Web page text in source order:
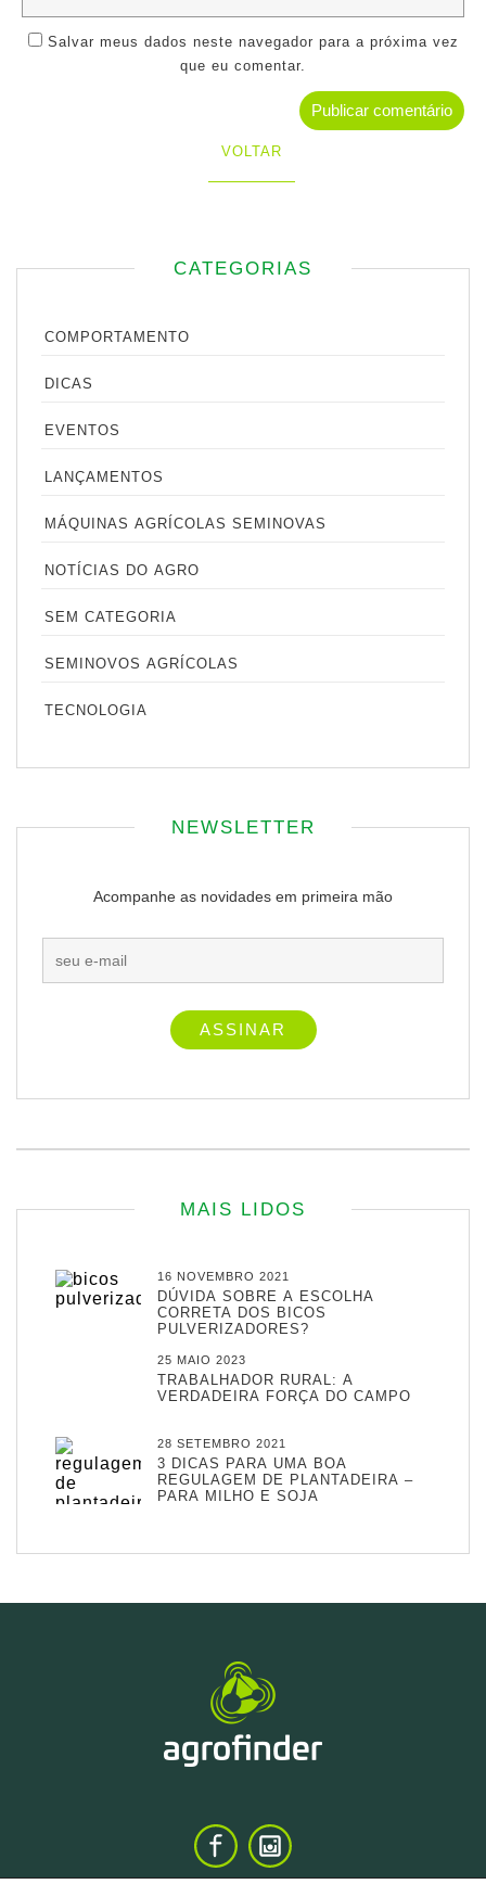
Salvar meus dados neste navegador para a próxima vez
que eu comentar.
VOLTAR
CATEGORIAS
COMPORTAMENTO
DICAS
EVENTOS
LANÇAMENTOS
MÁQUINAS AGRÍCOLAS SEMINOVAS
NOTÍCIAS DO AGRO
SEM CATEGORIA
SEMINOVOS AGRÍCOLAS
TECNOLOGIA
NEWSLETTER
Acompanhe as novidades em primeira mão
MAIS LIDOS
16 NOVEMBRO 2021
DÚVIDA SOBRE A ESCOLHA
CORRETA DOS BICOS
PULVERIZADORES?
25 MAIO 2023
TRABALHADOR RURAL: A
VERDADEIRA FORÇA DO CAMPO
28 SETEMBRO 2021
3 DICAS PARA UMA BOA
REGULAGEM DE PLANTADEIRA –
PARA MILHO E SOJA